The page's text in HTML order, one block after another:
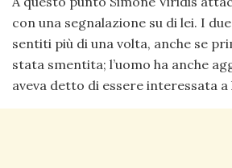
con una segnalazione su di lei. I
sentiti più di una volta, anche se
stata smentita; l’uomo ha anche
aveva detto di essere interessata a